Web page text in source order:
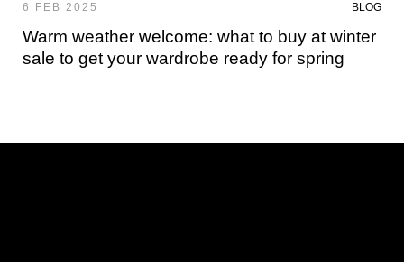
6 FEB 2025 BLOG
Warm weather welcome: what to buy at winter
sale to get your wardrobe ready for spring